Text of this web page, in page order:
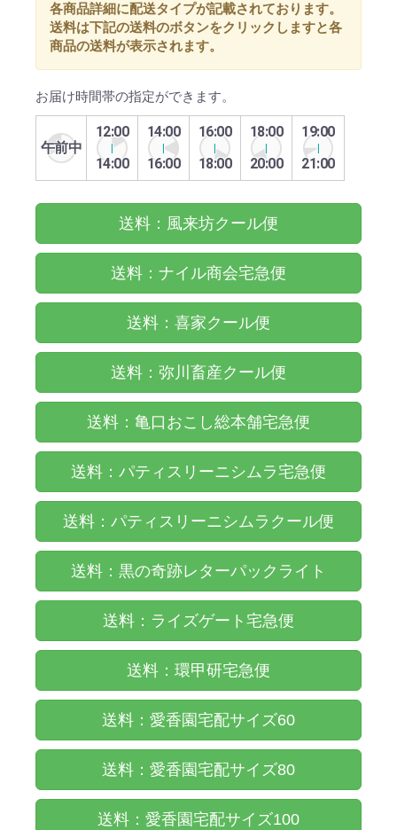
各商品詳細に配送タイプが記載されております。
送料は下記の送料のボタンをクリックしますと各
商品の送料が表示されます。
お届け時間帯の指定ができます。
午前中
12:00
14:00
14:00
16:00
16:00
18:00
18:00
20:00
19:00
21:00
送料：風来坊クール便
送料：ナイル商会宅急便
送料：喜家クール便
送料：弥川畜産クール便
送料：亀口おこし総本舗宅急便
送料：パティスリーニシムラ宅急便
送料：パティスリーニシムラクール便
送料：黒の奇跡レターパックライト
送料：ライズゲート宅急便
送料：環甲研宅急便
送料：愛香園宅配サイズ60
送料：愛香園宅配サイズ80
送料：愛香園宅配サイズ100